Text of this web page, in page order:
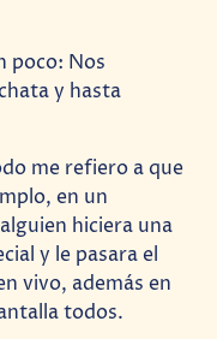
poco: Nos
y hasta
me refiero a que
en un
hiciera una
y le pasara el
vivo, además en
todos.